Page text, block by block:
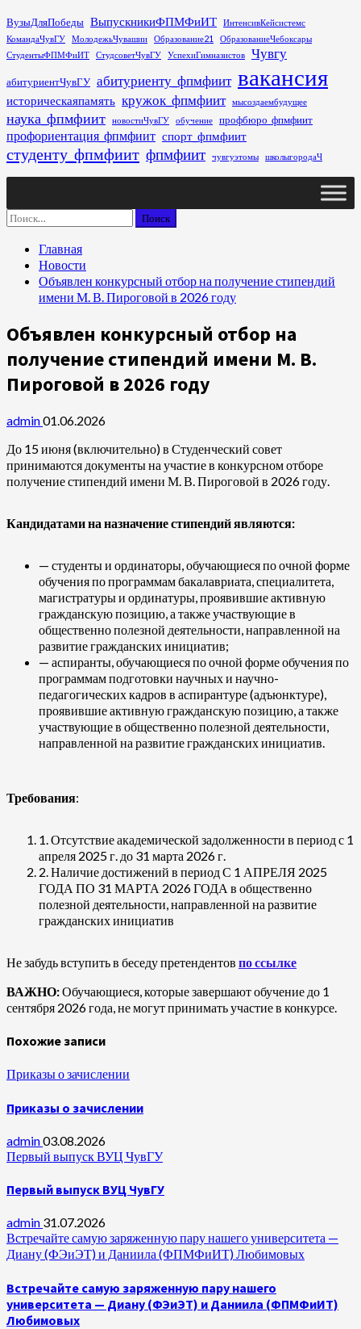
Перейти
к
содержимому
ВузыДляПобеды ВыпускникиФПМФиИТ
ИнтенсивКейсистемс
КомандаЧувГУ
МолодежьЧувашии Образование21
ОбразованиеЧебоксары
СтудентыФПМФиИТ
СтудсоветЧувГУ УспехиГимназистов Чувгу
абитуриентЧувГУ абитуриенту_фпмфиит вакансия
историческаяпамять кружок_фпмфиит мысоздаембудущее
наука_фпмфиит новостиЧувГУ обучение профбюро_фпмфиит
профориентация_фпмфиит спорт_фпмфиит
студенту_фпмфиит фпмфиит чувгуэтомы школыгородаЧ
Основное
Найти:
Главная
Новости
Объявлен конкурсный отбор на получение стипендий
имени М. В. Пироговой в 2026 году
Объявлен конкурсный отбор на
получение стипендий имени М. В.
Пироговой в 2026 году
admin01.06.2026
До 15 июня (включительно) в Студенческий совет
принимаются документы на участие в конкурсном отборе
получение стипендий имени М. В. Пироговой в 2026 году.
Кандидатами на назначение стипендий являются:
— студенты и ординаторы, обучающиеся по очной форме
обучения по программам бакалавриата, специалитета,
магистратуры и ординатуры, проявившие активную
гражданскую позицию, а также участвующие в
общественно полезной деятельности, направленной на
развитие гражданских инициатив;
— аспиранты, обучающиеся по очной форме обучения по
программам подготовки научных и научно-
педагогических кадров в аспирантуре (адъюнктуре),
проявившие активную гражданскую позицию, а также
участвующие в общественно полезной деятельности,
направленной на развитие гражданских инициатив.
Требования:
1. Отсутствие академической задолженности в период с 1
апреля 2025 г. до 31 марта 2026 г.
2. Наличие достижений в период С 1 АПРЕЛЯ 2025
ГОДА ПО 31 МАРТА 2026 ГОДА в общественно
полезной деятельности, направленной на развитие
гражданских инициатив
Не забудь вступить в беседу претендентов по ссылке
ВАЖНО:Обучающиеся, которые завершают обучение до 1
сентября 2026 года, не могут принимать участие в конкурсе.
Похожие записи
Приказы о зачислении
Приказы о зачислении
admin03.08.2026
Первый выпуск ВУЦ ЧувГУ
Первый выпуск ВУЦ ЧувГУ
admin 31.07.2026
Встречайте самую заряженную пару нашего университета —
Диану (ФЭиЭТ) и Даниила (ФПМФиИТ) Любимовых
Встречайте самую заряженную пару нашего
университета — Диану (ФЭиЭТ) и Даниила (ФПМФиИТ)
Любимовых